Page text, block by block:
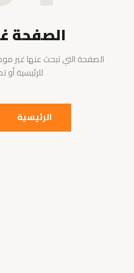
الصفحة
الصفحة التي تبحث عنها غير
للرئيسية
الرئيسية